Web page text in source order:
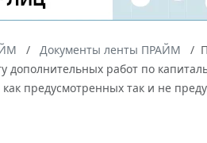
Документы ленты ПРАЙМ
дополнительных работ по
предусмотренных так и не